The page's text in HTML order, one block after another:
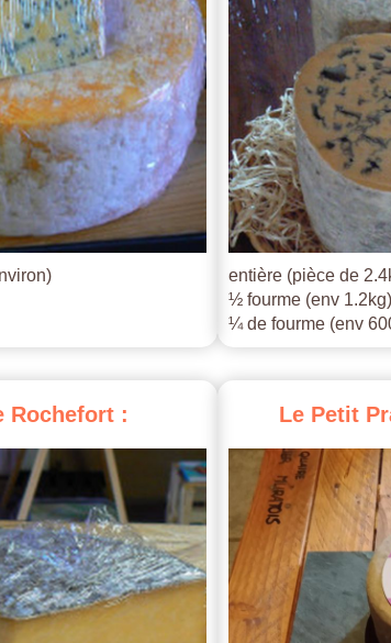
entière (pièce de
½ fourme (env 1.2kg)
¼ de fourme (env
Rochefort : Le Petit